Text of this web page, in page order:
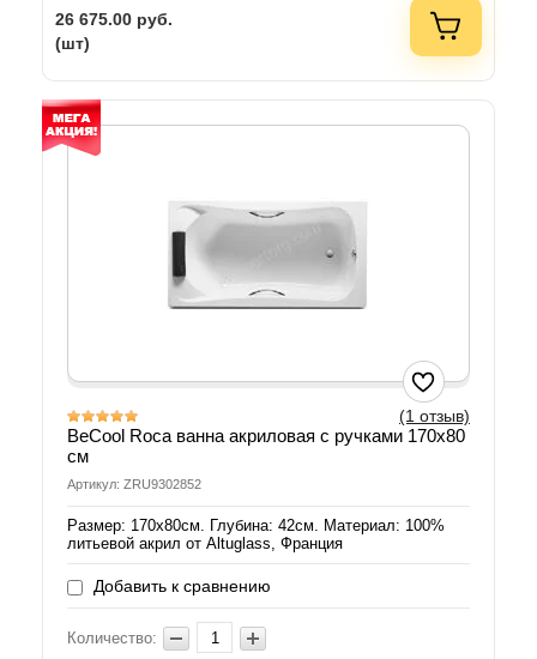
26 675.00 руб.
(шт)
(1 отзыв)
BeCool Roca ванна акриловая с ручками 170х80
см
Артикул: ZRU9302852
Размер: 170х80см. Глубина: 42см. Материал: 100%
литьевой акрил от Altuglass, Франция
Добавить к сравнению
Количество: